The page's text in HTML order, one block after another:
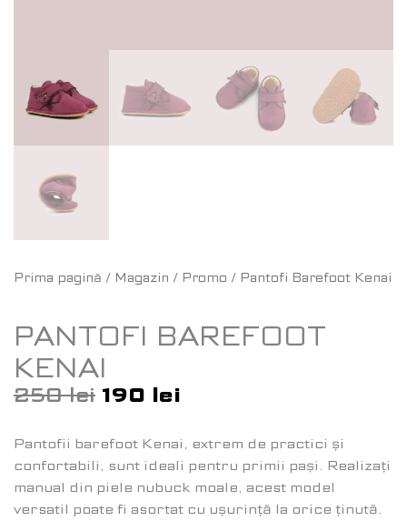
Prima pagină / Magazin / Promo / Pantofi Barefoot Kenai
PANTOFI BAREFOOT
KENAI
250lei 190 lei
Pantofii barefoot Kenai, extrem de practici și
confortabili, sunt ideali pentru primii pași. Realizați
manual din piele nubuck moale, acest model
versatil poate fi asortat cu ușurință la orice ținută.